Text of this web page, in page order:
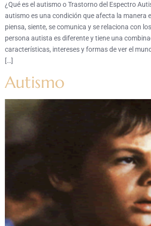
¿Qué es el autismo o Trastorno del Espectro
autismo es una condición que afecta la manera
piensa, siente, se comunica y se relaciona con
persona autista es diferente y tiene una
características, intereses y formas de ver el
[…]
Autismo